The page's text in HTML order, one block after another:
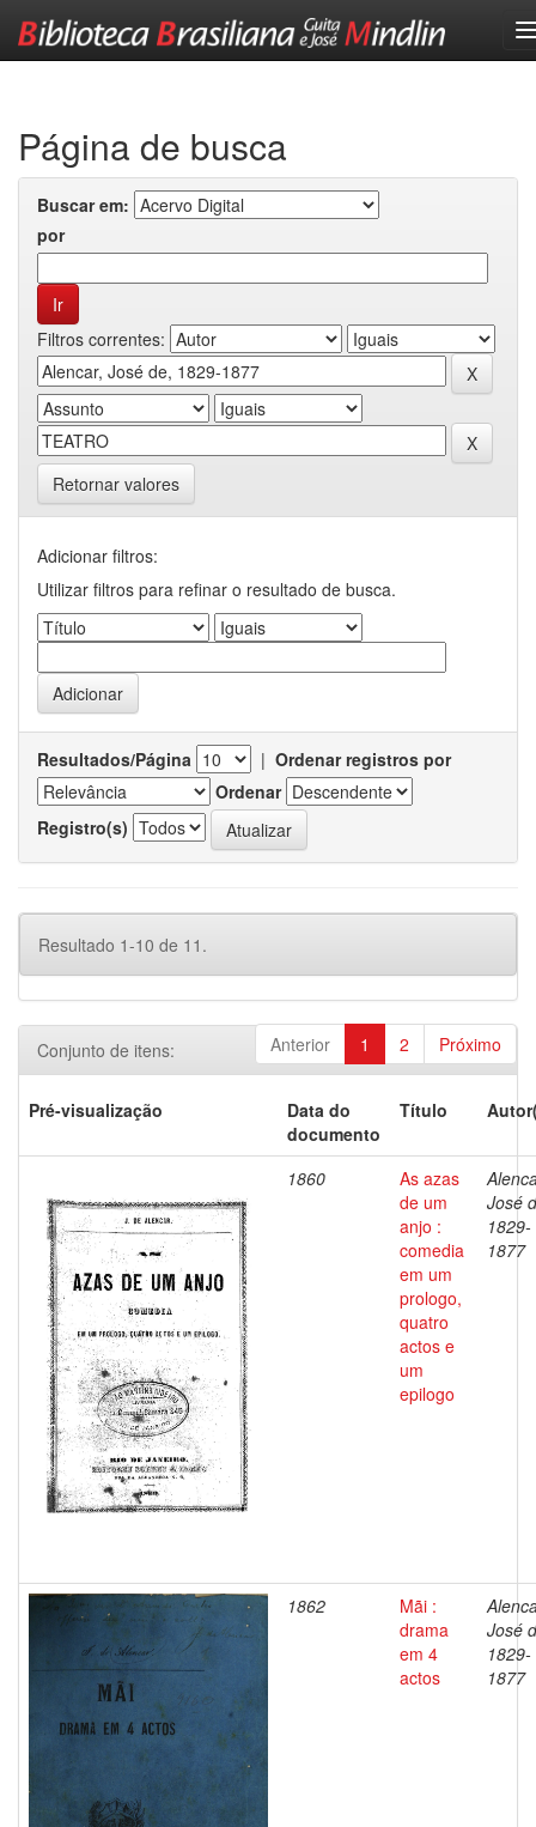
Página de busca
Buscar em:
por
Filtros correntes:
Retornar valores
Adicionar filtros:
Utilizar filtros para refinar o resultado de busca.
Resultados/Página | Ordenar registros por
Ordenar
Registro(s)
Resultado 1-10 de 11.
Anterior 1 2 Próximo
Conjunto de itens:
Pré-visualização
Data do
documento
Título
1860
As azas
de um
anjo :
comedia
em um
prologo,
quatro
actos e
um
epilogo
José
1829-
1877
1862
Mãi :
drama
em 4
actos
José
1829-
1877